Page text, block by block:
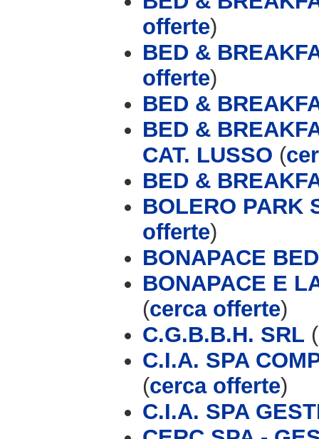
offerte)
BED &
offerte)
BED &
BED &
CAT. LUSSO (
BED &
BOLERO PARK
offerte)
BONAPACE
BONAPACE E
(cerca offerte)
C.G.B.B.H. SRL (
C.I.A. SPA
(cerca offerte)
C.I.A. SPA